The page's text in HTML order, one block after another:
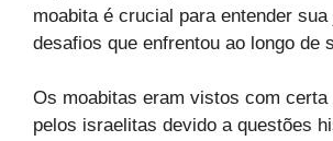
moabita é crucial para entender sua
desafios que enfrentou ao longo de
Os moabitas eram vistos com certa
pelos israelitas devido a questões